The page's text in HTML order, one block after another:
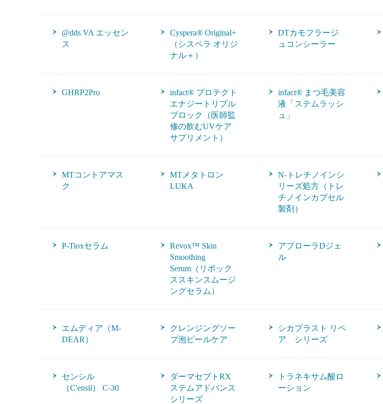
@dds VA エッセン
ス
Cyspera® Original+
（シスペラ オリジ
ナル＋）
DTカモフラージ
ュコンシーラー
GHRP2Pro
infact® プロテクト
エナジートリプル
ブロック（医師監
修の飲むUVケア
サプリメント）
infact® まつ毛美容
液「ステムラッシ
ュ」
MTコントアマス
ク
MTメタトロン
LUKA
N-トレチノインシ
リーズ処方（トレ
チノインカプセル
製剤）
P-Tioxセラム
Revox™ Skin
Smoothing
Serum（リボック
ススキンスムージ
ングセラム）
アプローラDジェ
ル
エムディア（M-
DEAR）
クレンジングソー
プ泡ピールケア
シカプラスト リペ
ア シリーズ
センシル
（C'ensil） C-30
ダーマセプトRX
ステムアドバンス
シリーズ
トラネキサム酸ロ
ーション